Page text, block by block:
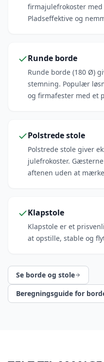
firmajulefrokoster
Pladseffektive og
Runde borde
Runde borde (180 Ø)
stemning. Populær
og firmafester med et
Polstrede stole
Polstrede stole giver
julefrokoster.
aftenen uden at
Klapstole
Klapstole er et
at opstille, stable og
Se borde og stole
Beregningsguide for